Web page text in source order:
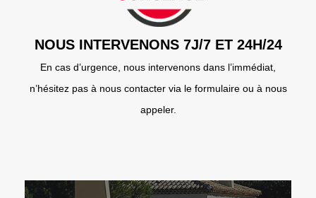
NOUS INTERVENONS 7J/7 ET 24H/24
En cas d’urgence, nous intervenons dans l’immédiat,
n’hésitez pas à nous contacter via le formulaire ou à nous
appeler.